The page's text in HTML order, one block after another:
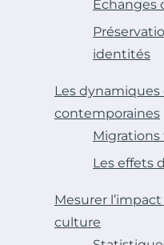
Échanges
identités
Les
contemporaines
Migrations
Les effets
Mesurer
culture